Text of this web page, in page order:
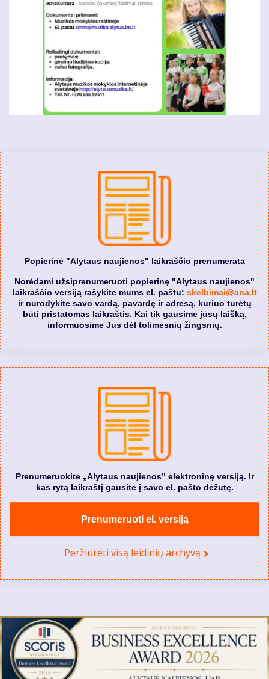
Popierinė "Alytaus naujienos" laikraščio prenumerata
Norėdami užsiprenumeruoti popierinę "Alytaus naujienos"
laikraščio versiją rašykite mums el. paštu: skelbimai@ana.lt
ir nurodykite savo vardą, pavardę ir adresą, kuriuo turėtų
būti pristatomas laikraštis. Kai tik gausime jūsų laišką,
informuosime Jus dėl tolimesnių žingsnių.
Prenumeruokite „Alytaus naujienos” elektroninę versiją. Ir
kas rytą laikraštį gausite į savo el. pašto dėžutę.
Prenumeruoti el. versiją
Peržiūrėti visą leidinių archyvą